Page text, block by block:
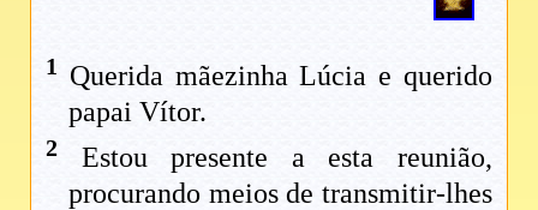
1
Querida mãezinha Lúcia e querido
papai Vítor.
2 Estou presente a esta reunião,
procurando meios de transmitir-lhes